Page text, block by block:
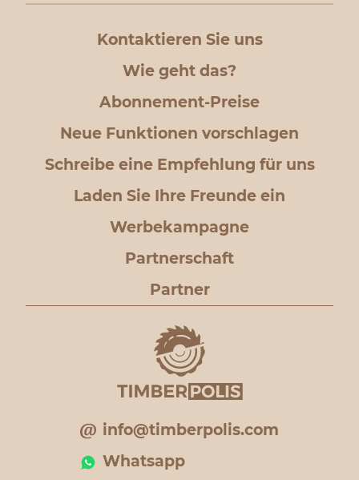
Kontaktieren Sie uns
Wie geht das?
Abonnement-Preise
Neue Funktionen vorschlagen
Schreibe eine Empfehlung für uns
Laden Sie Ihre Freunde ein
Werbekampagne
Partnerschaft
Partner
info@timberpolis.com
Whatsapp